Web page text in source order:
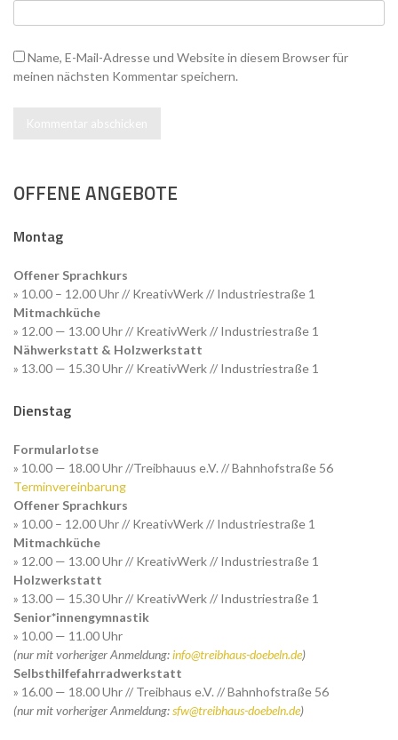
Name, E-Mail-Adresse und Website in diesem Browser für
meinen nächsten Kommentar speichern.
OFFENE ANGEBOTE
Montag
Offener Sprachkurs
» 10.00 – 12.00 Uhr // KreativWerk // Industriestraße 1
Mitmachküche
» 12.00 — 13.00 Uhr // KreativWerk // Industriestraße 1
Nähwerkstatt & Holzwerkstatt
» 13.00 — 15.30 Uhr // KreativWerk // Industriestraße 1
Dienstag
Formularlotse
» 10.00 — 18.00 Uhr //Treibhauus e.V. // Bahnhofstraße 56
Terminvereinbarung
Offener Sprachkurs
» 10.00 – 12.00 Uhr // KreativWerk // Industriestraße 1
Mitmachküche
» 12.00 — 13.00 Uhr // KreativWerk // Industriestraße 1
Holzwerkstatt
» 13.00 — 15.30 Uhr // KreativWerk // Industriestraße 1
Senior*innengymnastik
» 10.00 — 11.00 Uhr
(nur mit vorheriger Anmeldung:info@treibhaus-doebeln.de)
Selbsthilfefahrradwerkstatt
» 16.00 — 18.00 Uhr // Treibhaus e.V. // Bahnhofstraße 56
(nur mit vorheriger Anmeldung:sfw@treibhaus-doebeln.de)